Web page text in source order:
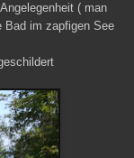
( man
Bad im zapfigen See